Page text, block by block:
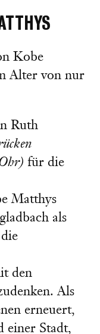
Kobe
Alter von nur
Ruth
für die
Matthys
als
den
Als
erneuert,
einer Stadt,